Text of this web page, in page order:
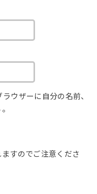
ウザーに自分の名前、
すのでご注意くださ